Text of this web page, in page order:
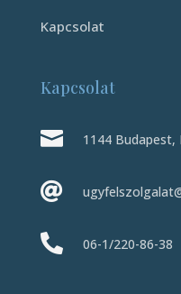
Kapcsolat
Kapcsolat
 1144 Budapest,

 06-1/220-86-38